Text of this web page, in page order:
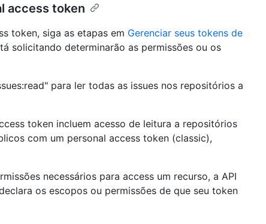
access token
token, siga as etapas em Gerenciar seus tokens de
solicitando determinarão as permissões ou os
para ler todas as issues nos repositórios a
token incluem acesso de leitura a repositórios
com um personal access token (classic),
necessários para access um recurso, a API
os escopos ou permissões de que seu token